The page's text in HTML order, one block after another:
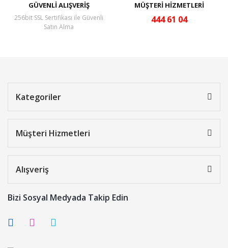
GÜVENLİ ALIŞVERİŞ
256bit SSL Sertifikası ile Güvenli
Satın Alma
MÜŞTERİ HİZMETLERİ
444 61 04
Kategoriler
Müşteri Hizmetleri
Alışveriş
Bizi Sosyal Medyada Takip Edin